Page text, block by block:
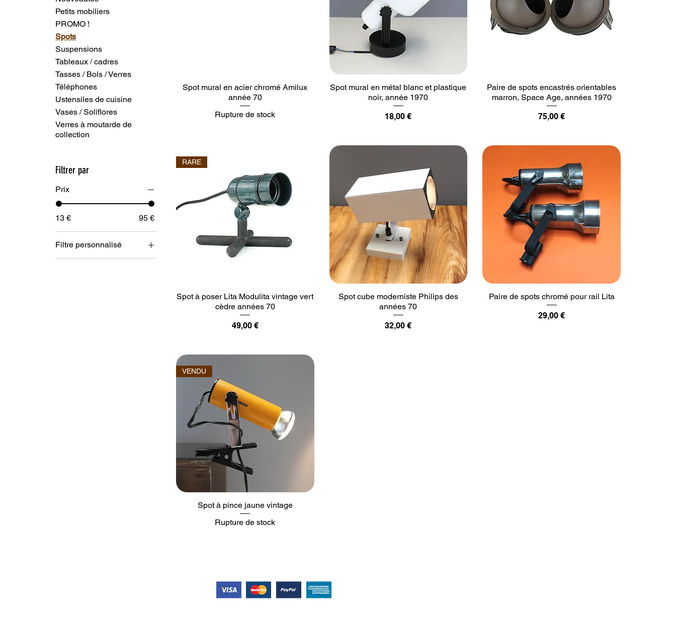
Petits mobiliers
PROMO !
Spots
Suspensions
Tableaux / cadres
Tasses / Bols / Verres
Téléphones
Ustensiles de cuisine
Vases / Soliflores
Verres à moutarde de
collection
Filtrer par
Prix
13 € 95 €
Filtre personnalisé
Appliques
Spot mural en acier chromé Amilux
année 70
Rupture de stock
Spot mural en métal blanc et plastique
noir, année 1970
Prix
18,00 €
Paire de spots encastrés orientables
marron, Space Age, années 1970
Prix
75,00 €
RARE
Spot à poser Lita Modulita vintage vert
cèdre années 70
Prix
49,00 €
Spot cube moderniste Philips des
années 70
Prix
32,00 €
Paire de spots chromé pour rail Lita
Prix
29,00 €
VENDU
Spot à pince jaune vintage
Rupture de stock